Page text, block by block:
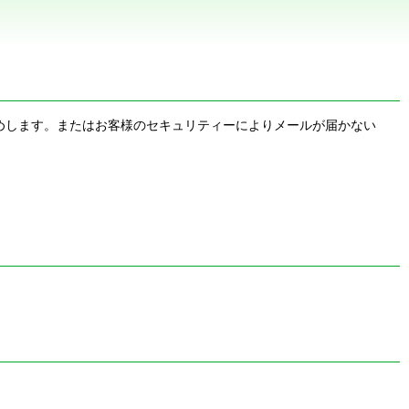
ます。またはお客様のセキュリティーによりメールが届かない